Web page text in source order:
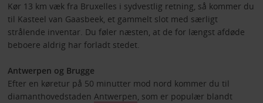
Kør 13 km væk fra Bruxelles i sydvestlig retning, så kommer du
til Kasteel van Gaasbeek, et gammelt slot med særligt
strålende inventar. Du føler næsten, at de for længst afdøde
beboere aldrig har forladt stedet.
Antwerpen og Brugge
Efter en køretur på 50 minutter mod nord kommer du til
diamanthovedstaden Antwerpen, som er populær blandt